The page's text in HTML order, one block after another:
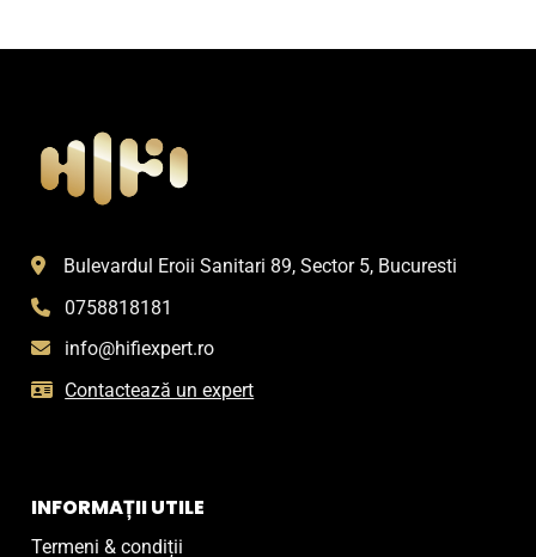
Bulevardul Eroii Sanitari 89, Sector 5, Bucuresti
0758818181
info@hifiexpert.ro
Contactează un expert
INFORMAȚII UTILE
Termeni & condiții